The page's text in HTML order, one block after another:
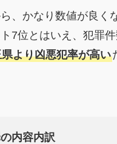
、かなり数値が良く
7位とはいえ、犯罪
より凶悪犯率が高い
内容内訳